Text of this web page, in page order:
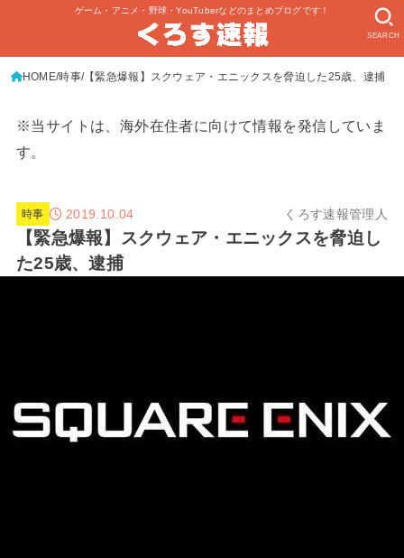
ゲーム・アニメ・野球・YouTuberなどのまとめブログです！
SEARCH
HOME 時事 【緊急爆報】スクウェア・エニックスを脅迫した25歳、逮捕
※当サイトは、海外在住者に向けて情報を発信していま
す。
時事 2019.10.04 くろす速報管理人
【緊急爆報】スクウェア・エニックスを脅迫し
た25歳、逮捕